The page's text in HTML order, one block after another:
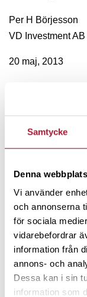
Samtycke
Denna
Vi använder
och annonserna
för sociala
vidarebefordrar
information från
annons- och
Dessa kan i sin
information som
Per H Börjesson
VD Investment
20 maj, 2013
stämningen är i
första gången 15
pendeln fortsätta
tid som även
aktiemarknaden.
vara så rädd att
vågar agera så
behålla aktier
PS 2 Läs gärna
Hathaways